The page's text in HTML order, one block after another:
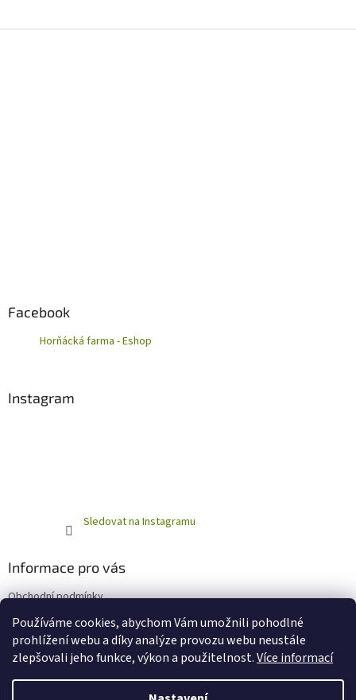
Používáme cookies, abychom Vám umožnili pohodlné
prohlížení webu a díky analýze provozu webu neustále
zlepšovali jeho funkce, výkon a použitelnost.Více informací
Facebook
Horňácká farma - Eshop
Instagram
Sledovat na Instagramu
Informace pro vás
Obchodní podmínky
Podmínky ochrany osobních údajů